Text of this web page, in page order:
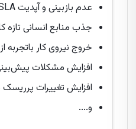
عدم بازبینی و آپدیت SLA-ها
جذب منابع انسانی تازه
خروج نیروی کار باتجربه
افزایش مشکلات
افزایش تغییرات
و....